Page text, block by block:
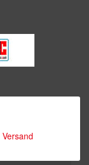
Versand